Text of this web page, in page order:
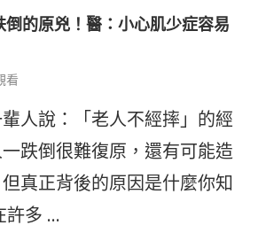
的原兇！醫：小心肌少症容易
看
人說：「老人不經摔」的經
跌倒很難復原，還有可能造
真正背後的原因是什麼你知
許多 …